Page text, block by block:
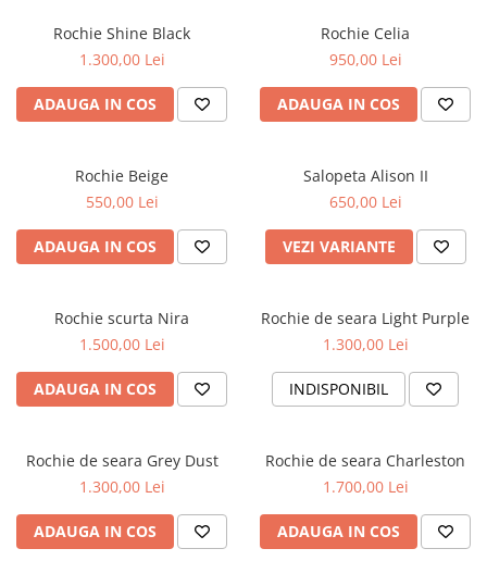
Rochie Shine Black
1.300,00 Lei
ADAUGA IN COS
Rochie Celia
950,00 Lei
ADAUGA IN COS
Rochie Beige
550,00 Lei
ADAUGA IN COS
Salopeta Alison II
650,00 Lei
VEZI VARIANTE
Rochie scurta Nira
1.500,00 Lei
ADAUGA IN COS
Rochie de seara Light Purple
1.300,00 Lei
INDISPONIBIL
Rochie de seara Grey Dust
1.300,00 Lei
ADAUGA IN COS
Rochie de seara Charleston
1.700,00 Lei
ADAUGA IN COS